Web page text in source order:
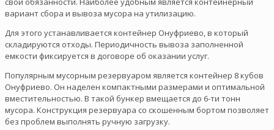
вариант сбора и вывоза мусора на утилизацию.
Для этого устанавливается контейнер Онуфриево, в который
складируются отходы. Периодичность вывоза заполненной
емкости фиксируется в договоре об оказании услуг.
Популярным мусорным резервуаром является контейнер 8 кубов
Онуфриево. Он наделен компактными размерами и оптимальной
вместительностью. В такой бункер вмещается до 6-ти тонн
мусора. Конструкция резервуара со скошенным бортом позволяет
без проблем выполнять ручную загрузку.